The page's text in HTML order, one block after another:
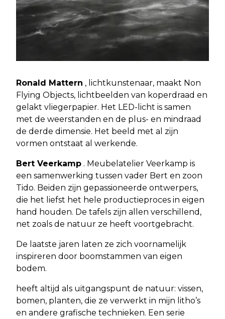
Ronald Mattern , lichtkunstenaar, maakt Non
Flying Objects, lichtbeelden van koperdraad en
gelakt vliegerpapier. Het LED-licht is samen
met de weerstanden en de plus- en mindraad
de derde dimensie. Het beeld met al zijn
vormen ontstaat al werkende.
Bert Veerkamp . Meubelatelier Veerkamp is
een samenwerking tussen vader Bert en zoon
Tido. Beiden zijn gepassioneerde ontwerpers,
die het liefst het hele productieproces in eigen
hand houden. De tafels zijn allen verschillend,
net zoals de natuur ze heeft voortgebracht.
De laatste jaren laten ze zich voornamelijk
inspireren door boomstammen van eigen
bodem.
heeft altijd als uitgangspunt de natuur: vissen,
bomen, planten, die ze verwerkt in mijn litho’s
en andere grafische technieken. Een serie